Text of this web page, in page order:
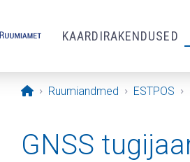
KAARDIRAKENDUSED
Avaleht
Ruumiandmed ESTPOS
GNSS